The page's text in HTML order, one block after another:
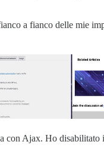
a fianco delle mie
con Ajax. Ho disabilitato